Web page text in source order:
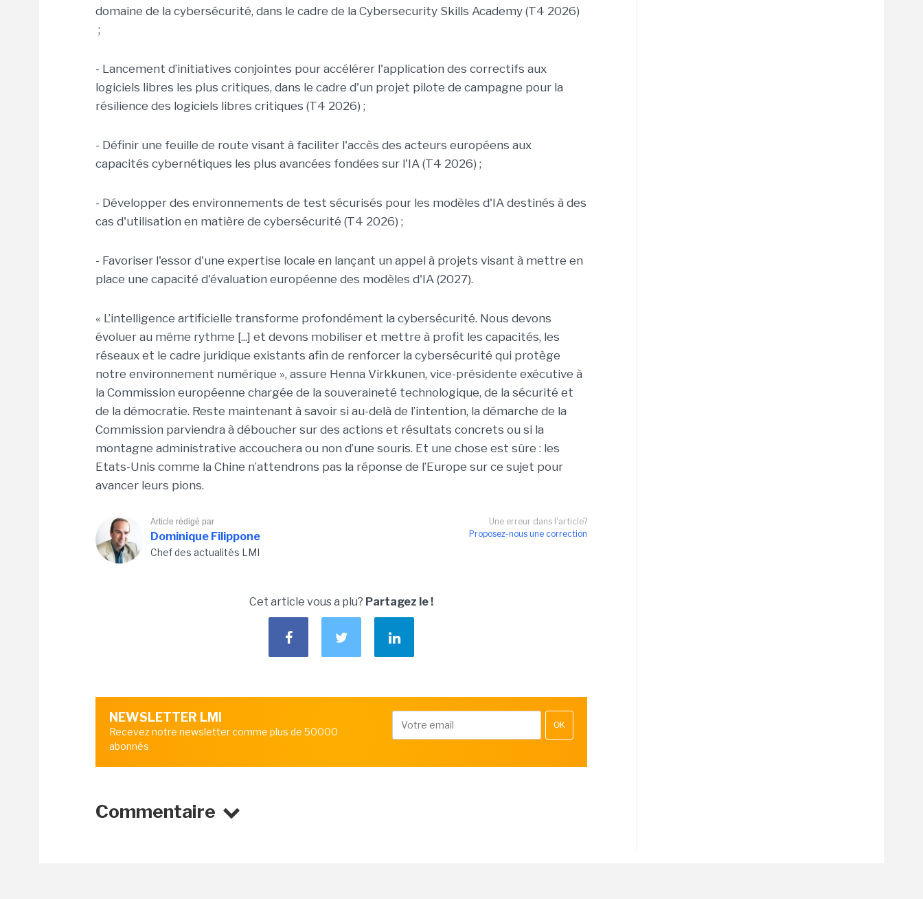
domaine de la cybersécurité, dans le cadre de la Cybersecurity Skills Academy (T4 2026)
;
- Lancement d’initiatives conjointes pour accélérer l'application des correctifs aux
logiciels libres les plus critiques, dans le cadre d'un projet pilote de campagne pour la
résilience des logiciels libres critiques (T4 2026) ;
- Définir une feuille de route visant à faciliter l'accès des acteurs européens aux
capacités cybernétiques les plus avancées fondées sur l'IA (T4 2026) ;
- Développer des environnements de test sécurisés pour les modèles d'IA destinés à des
cas d'utilisation en matière de cybersécurité (T4 2026) ;
- Favoriser l'essor d'une expertise locale en lançant un appel à projets visant à mettre en
place une capacité d'évaluation européenne des modèles d'IA (2027).
« L’intelligence artificielle transforme profondément la cybersécurité. Nous devons
évoluer au même rythme [...] et devons mobiliser et mettre à profit les capacités, les
réseaux et le cadre juridique existants afin de renforcer la cybersécurité qui protège
notre environnement numérique », assure Henna Virkkunen, vice-présidente exécutive à
la Commission européenne chargée de la souveraineté technologique, de la sécurité et
de la démocratie. Reste maintenant à savoir si au-delà de l’intention, la démarche de la
Commission parviendra à déboucher sur des actions et résultats concrets ou si la
montagne administrative accouchera ou non d’une souris. Et une chose est sûre : les
Etats-Unis comme la Chine n’attendrons pas la réponse de l’Europe sur ce sujet pour
avancer leurs pions.
Une erreur dans l'article?
Proposez-nous une correction
Article rédigé par
Dominique Filippone
Chef des actualités LMI
Cet article vous a plu? Partagez le !
NEWSLETTER LMI
Recevez notre newsletter comme plus de 50000
abonnés
OK
Commentaire